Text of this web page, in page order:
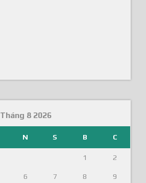
Tháng 8 2026
N S B C
1 2
6 7 8 9